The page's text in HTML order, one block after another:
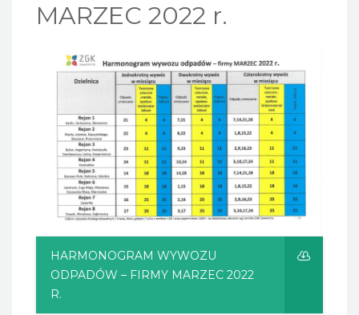
MARZEC 2022 r.
HARMONOGRAM WYWOZU
ODPADÓW – FIRMY MARZEC 2022
R.